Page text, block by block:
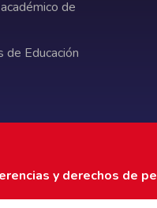
de
de Educación
y derechos de